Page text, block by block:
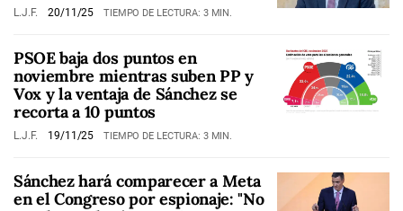
L.J.F. 20/11/25 TIEMPO DE LECTURA: 3 MIN.
PSOE baja dos puntos en
noviembre mientras suben PP y
Vox y la ventaja de Sánchez se
recorta a 10 puntos
L.J.F. 19/11/25 TIEMPO DE LECTURA: 3 MIN.
Sánchez hará comparecer a Meta
en el Congreso por espionaje: "No